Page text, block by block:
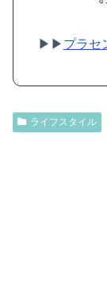
▶▶ プラセ
ライフスタイル